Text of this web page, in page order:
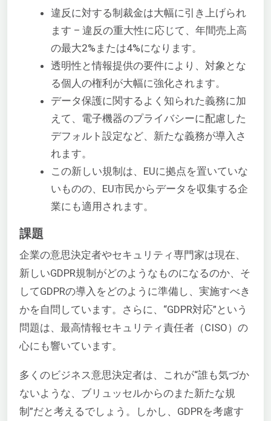
違反に対する制裁金は大幅に引き上げられ
ます – 違反の重大性に応じて、年間売上高
の最大2%または4%になります。
透明性と情報提供の要件により、対象とな
る個人の権利が大幅に強化されます。
データ保護に関するよく知られた義務に加
えて、電子機器のプライバシーに配慮した
デフォルト設定など、新たな義務が導入さ
れます。
この新しい規制は、EUに拠点を置いていな
いものの、EU市民からデータを収集する企
業にも適用されます。
課題
企業の意思決定者やセキュリティ専門家は現在、
新しいGDPR規制がどのようなものになるのか、そ
してGDPRの導入をどのように準備し、実施すべき
かを自問しています。さらに、“GDPR対応”という
問題は、最高情報セキュリティ責任者（CISO）の
心にも響いています。
多くのビジネス意思決定者は、これが“誰も気づか
ないような、ブリュッセルからのまた新たな規
制”だと考えるでしょう。しかし、GDPRを考慮す